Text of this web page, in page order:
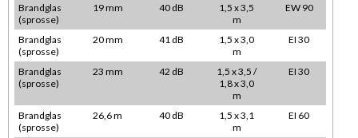
Brandglas
(sprosse)
19 mm 40 dB
1,5 x 3,5
m
EW 90
Brandglas
(sprosse)
20 mm 41 dB
1,5 x 3,0
m
EI 30
Brandglas
(sprosse)
23 mm 42 dB
1,5 x 3,5 /
1,8 x 3,0
m
EI 30
Brandglas
(sprosse)
26,6 m 40 dB
1,5 x 3,1
m
EI 60